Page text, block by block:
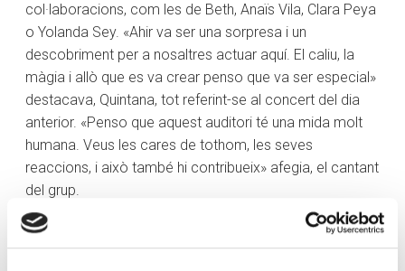
col·laboracions, com les de Beth, Anaïs Vila, Clara Peya
o Yolanda Sey. «Ahir va ser una sorpresa i un
descobriment per a nosaltres actuar aquí. El caliu, la
màgia i allò que es va crear penso que va ser especial»
destacava, Quintana, tot referint-se al concert del dia
anterior. «Penso que aquest auditori té una mida molt
humana. Veus les cares de tothom, les seves
reaccions, i això també hi contribueix» afegia, el cantant
del grup.
Sopa de Cabra es va formar l’any 1979 sota el nom de
Copacabana i es va mantenir actiu entre 1986 i 2001.